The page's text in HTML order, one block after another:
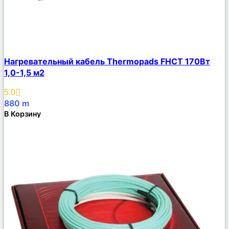
Описание
Избранное
Нагревательный кабель Thermopads FHCТ 170Вт
1,0-1,5 м2
5.0
880 m
В Корзину